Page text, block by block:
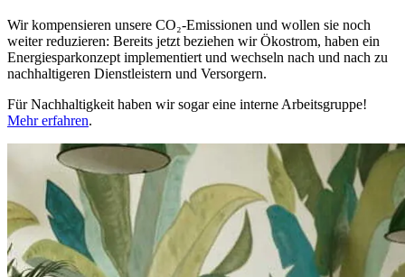
Wir kompensieren unsere CO₂-Emissionen und wollen sie noch
weiter reduzieren: Bereits jetzt beziehen wir Ökostrom, haben ein
Energiesparkonzept implementiert und wechseln nach und nach zu
nachhaltigeren Dienstleistern und Versorgern.
Für Nachhaltigkeit haben wir sogar eine interne Arbeitsgruppe!
Mehr erfahren.